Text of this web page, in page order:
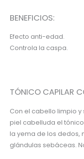
BENEFICIOS:
Efecto anti-edad.
Controla la caspa.
TÓNICO CAPILAR
Con el cabello limpio
piel cabelluda el
la yema de los dedos,
glándulas sebáceas.